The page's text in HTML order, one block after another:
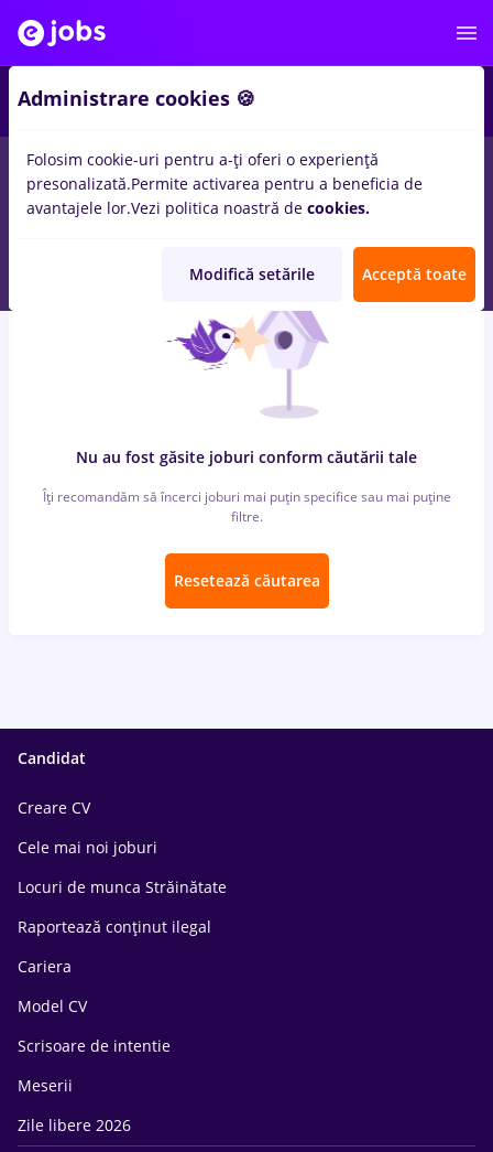
locuri de muncabritish american tobacco, Part time
NapocapentruEntry-Level (< 2 ani)inBanci, Medicina /
Sanatate
Nu au fost găsite joburi conform căutării tale
Îți recomandăm să încerci joburi mai puțin specifice sau mai puține
filtre.
Resetează căutarea
Candidat
Creare CV
Cele mai noi joburi
Locuri de munca Străinătate
Raportează conținut ilegal
Cariera
Model CV
Scrisoare de intentie
Meserii
Zile libere 2026
Administrare cookies 🍪
Folosim cookie-uri pentru a-ți oferi o experiență
presonalizată.Permite activarea pentru a beneficia de
avantajele lor.Vezi politica noastră de cookies.
Modifică setările Acceptă toate